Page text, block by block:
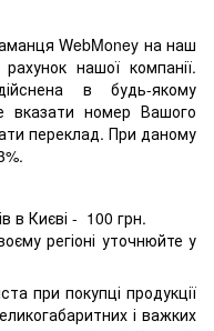
WebMoney на наш
нашої компанії.
в будь-якому
вказати номер Вашого
переклад. При даному
в Києві - 100 грн.
регіоні уточнюйте у
при покупці продукції
і важких